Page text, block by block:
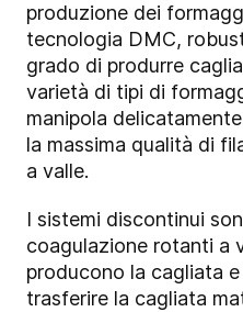
produzione dei
tecnologia DMC,
grado di produrre
varietà di tipi di
manipola
la massima qualità di
a valle.
I sistemi discontinui
coagulazione rotanti a
producono la cagliata
trasferire la cagliata